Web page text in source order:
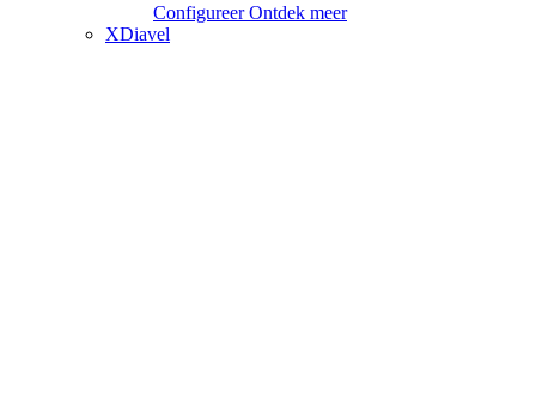
Configureer Ontdek meer
XDiavel